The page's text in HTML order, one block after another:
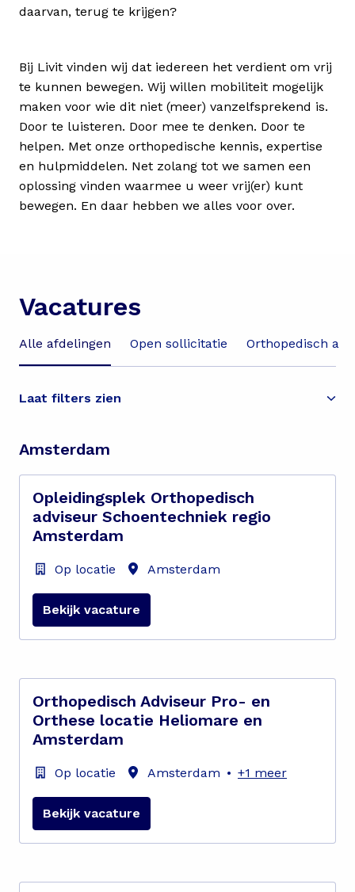
Bij Livit vinden wij dat iedereen het verdient om vrij
te kunnen bewegen. Wij willen mobiliteit mogelijk
maken voor wie dit niet (meer) vanzelfsprekend is.
Door te luisteren. Door mee te denken. Door te
helpen. Met onze orthopedische kennis, expertise
en hulpmiddelen. Net zolang tot we samen een
oplossing vinden waarmee u weer vrij(er) kunt
bewegen. En daar hebben we alles voor over.
Vacatures
Alle afdelingen Open sollicitatie Orthopedisch
Laat filters zien
Amsterdam
Opleidingsplek Orthopedisch
adviseur Schoentechniek regio
Amsterdam
Op locatie Amsterdam
Bekijk vacature
Orthopedisch Adviseur Pro- en
Orthese locatie Heliomare en
Amsterdam
Op locatie Amsterdam • +1 meer
Bekijk vacature